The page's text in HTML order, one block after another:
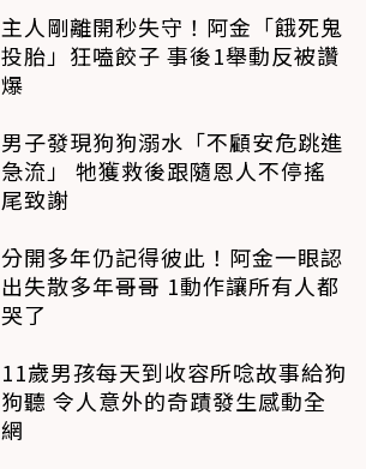
主人剛離開秒失守！阿金「餓死鬼
投胎」狂嗑餃子 事後1舉動反被讚
爆
男子發現狗狗溺水「不顧安危跳進
急流」 牠獲救後跟隨恩人不停搖
尾致謝
分開多年仍記得彼此！阿金一眼認
出失散多年哥哥 1動作讓所有人都
哭了
11歲男孩每天到收容所唸故事給狗
狗聽 令人意外的奇蹟發生感動全
網